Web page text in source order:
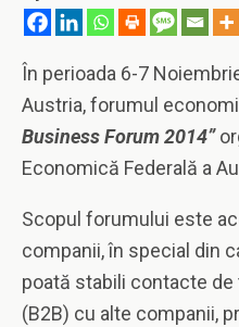
În perioada 6-7
Austria, forumul
Business Forum 2014”
Economică Federală a
Scopul forumului este
companii, în special din
poată stabili contacte
(B2B) cu alte companii,